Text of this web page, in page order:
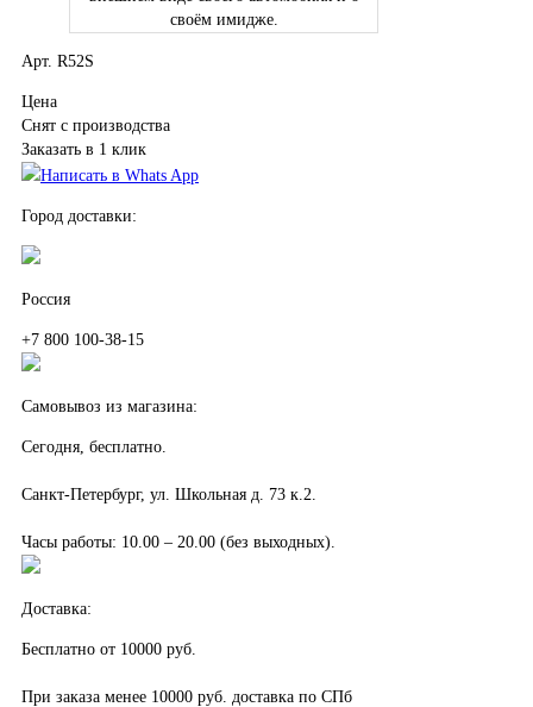
своём имидже.
Арт. R52S
Цена
Снят с производства
Заказать в 1 клик
Написать в Whats App
Город доставки:
Россия
+7 800 100-38-15
Самовывоз из магазина:
Сегодня, бесплатно.
Санкт-Петербург, ул. Школьная д. 73 к.2.
Часы работы: 10.00 – 20.00 (без выходных).
Доставка:
Бесплатно от 10000 руб.
При заказа менее 10000 руб. доставка по СПб